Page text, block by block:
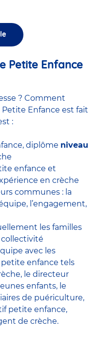
Petite Enfance
? Comment
Petite Enfance est fait
:
diplôme niveau
enfance et
en crèche
communes : la
l’engagement,
les familles
avec les
enfance tels
le directeur
enfants, le
de puériculture,
petite enfance,
de crèche.